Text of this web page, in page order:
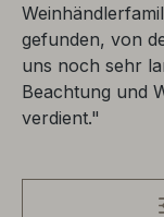
gefunden, von
uns noch sehr
Beachtung und
verdient."